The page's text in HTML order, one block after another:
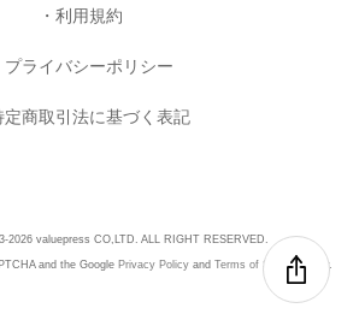
利用規約
プライバシーポリシー
定商取引法に基づく表記
2026 valuepress CO,LTD. ALL RIGHT RESERVED.
and the Google Privacy Policyand Terms of Serviceapply.